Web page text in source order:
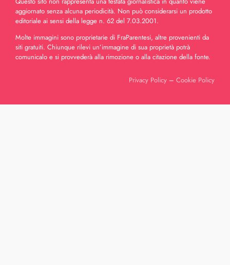
aggiornato senza alcuna periodicità. Non può considerarsi un prodotto
editoriale ai sensi della legge n. 62 del 7.03.2001.
Molte immagini sono proprietarie di FraParentesi, altre provenienti da
siti gratuiti. Chiunque rilevi un’immagine di sua proprietà potrà
comunicalo e si provvederà alla rimozione o alla citazione della fonte.
Privacy Policy –Cookie Policy